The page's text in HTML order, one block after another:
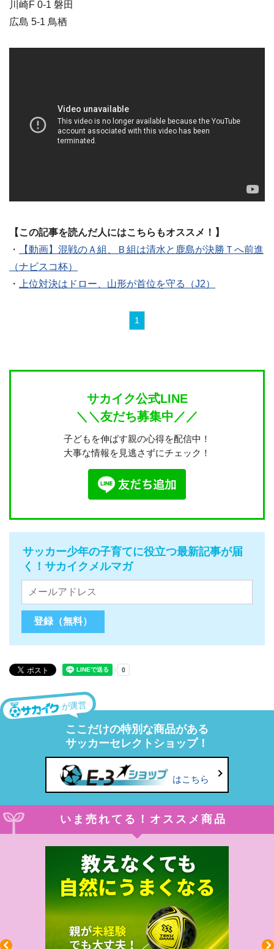
川崎F 0-1 磐田
広島 5-1 鳥栖
【この記事を読んだ人にはこちらもオススメ！】
・
【動画】混戦のＡ組、Ｂ組は清水と鹿島が決勝Ｔへ前進
（ナビスコ杯）
・
上位対決はドロー、山形が首位を守る（J2）
1
サカイク公式LINE
＼＼友だち募集中／／
子どもを伸ばす親の心得を配信中！
大事な情報を見逃さずにチェック！
サッカー少年の子育てに役立つ最新記事が届
く！サカイクメルマガ
が運営
ここだけの特別な商品がある
サッカーセレクトショップ！
はこちら
いま売れてる！オススメ商品